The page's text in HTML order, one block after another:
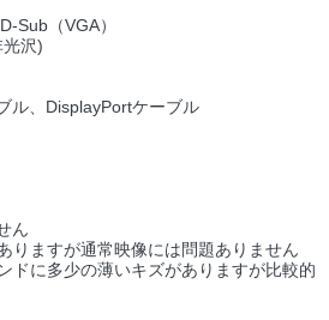
Sub（VGA）
沢)
ル、DisplayPortケーブル
ん
りますが通常映像には問題ありません
ドに多少の薄いキズがありますが比較的